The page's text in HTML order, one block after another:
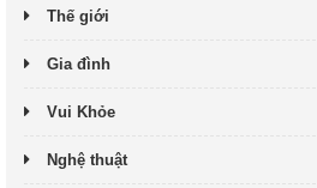
Thế giới
Gia đình
Vui Khỏe
Nghệ thuật